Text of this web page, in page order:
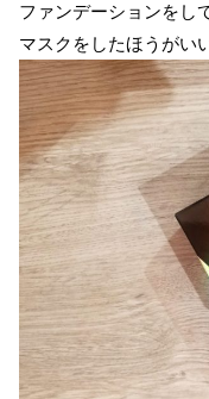
ファンデーションをし
マスクをしたほうがい